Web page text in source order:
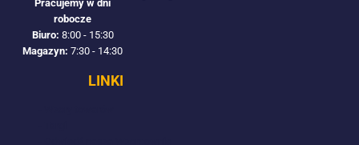
Pracujemy w dni
robocze
Biuro: 8:00 - 15:30
Magazyn: 7:30 - 14:30
LINKI